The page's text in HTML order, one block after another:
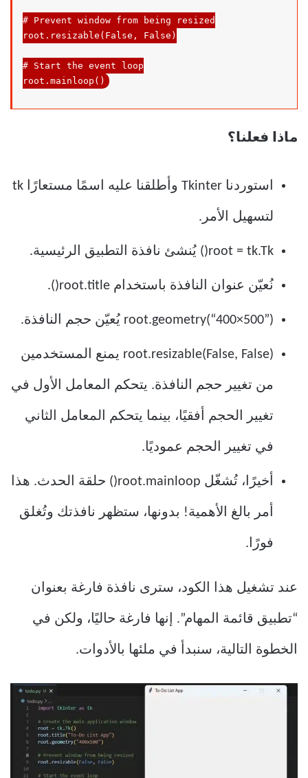
# Prevent window from being resized
root.resizable( False , False )
# Start the event loop
root .mainloop ()
ماذا فعلنا؟
استوردنا Tkinter وأطلقنا عليه اسمًا مستعارًا tk
لتسهيل الأمر.
root = tk.Tk() يُنشئ نافذة التطبيق الرئيسية.
نُعيّن عنوان النافذة باستخدام root.title().
root.geometry(“400×500”) يُعيّن حجم النافذة.
root.resizable(False, False) يمنع المستخدمين
من تغيير حجم النافذة. يتحكم المعامل الأول في
تغيير الحجم أفقيًا، بينما يتحكم المعامل الثاني
في تغيير الحجم عموديًا.
أخيرًا، تُشغّل root.mainloop() حلقة الحدث. هذا
أمر بالغ الأهمية! بدونها، ستظهر نافذتك وتُغلق
فورًا.
عند تشغيل هذا الكود، سترى نافذة فارغة بعنوان
“تطبيق قائمة المهام”. إنها فارغة حاليًا، ولكن في
الخطوة التالية، سنبدأ في ملئها بالأدوات.